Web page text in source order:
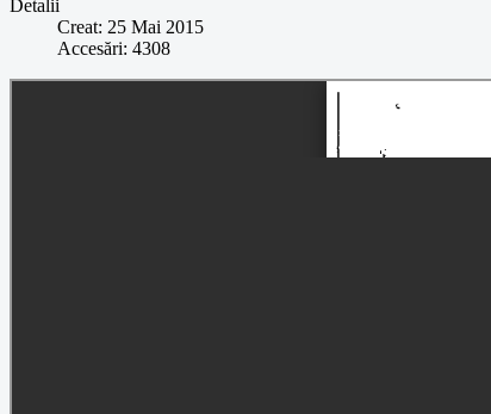
Detalii
Creat: 25 Mai 2015
Accesări: 4308